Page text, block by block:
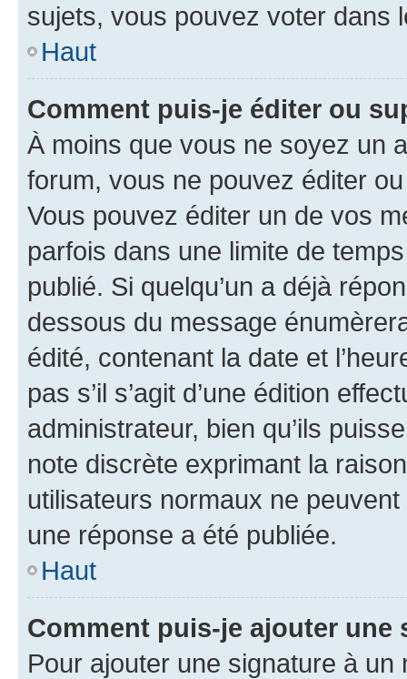
sujets, vous pouvez voter dans
Haut
Comment puis-je éditer ou
À moins que vous ne soyez un
forum, vous ne pouvez éditer
Vous pouvez éditer un de vos
parfois dans une limite de
publié. Si quelqu’un a déjà
dessous du message
édité, contenant la date et
pas s’il s’agit d’une édition
administrateur, bien qu’ils
note discrète exprimant la
utilisateurs normaux ne
une réponse a été publiée.
Haut
Comment puis-je ajouter une
Pour ajouter une signature à un